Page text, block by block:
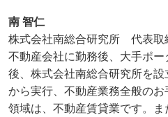
南 智仁
株式会社南総合研究所 代表取
不動産会社に勤務後、大手ポ
後、株式会社南総合研究所を
から実行、不動産業務全般の
領域は、不動産賃貸業です。ま